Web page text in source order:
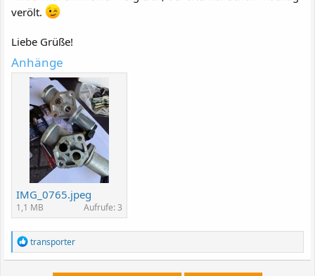
verölt.
Liebe Grüße!
Anhänge
IMG_0765.jpeg
1,1 MB Aufrufe: 3
R
e
a
transporter